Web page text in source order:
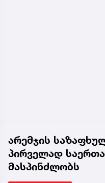
არემჯის
პირველად
მასპინძლობს